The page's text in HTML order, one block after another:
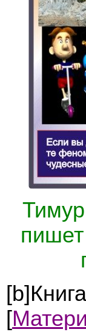
[